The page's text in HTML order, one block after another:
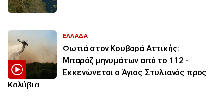
ΕΛΛΑΔΑ
Φωτιά στον Κουβαρά Αττικής:
Μπαράζ μηνυμάτων από το 112 -
Εκκενώνεται ο Άγιος Στυλιανός προς
Καλύβια